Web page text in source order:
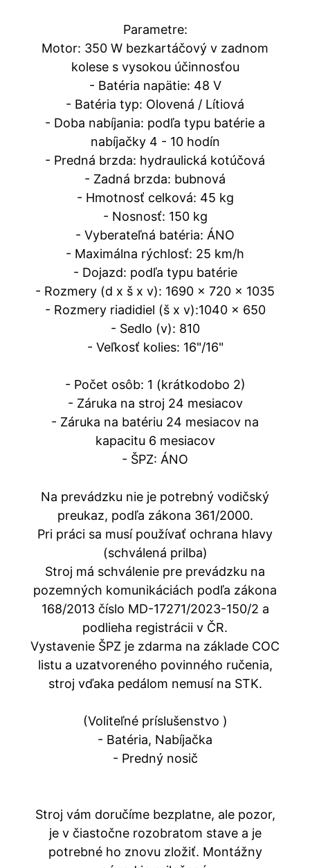
Parametre:
Motor: 350 W bezkartáčový v zadnom
kolese s vysokou účinnosťou
- Batéria napätie: 48 V
- Batéria typ: Olovená / Lítiová
- Doba nabíjania: podľa typu batérie a
nabíjačky 4 - 10 hodín
- Predná brzda: hydraulická kotúčová
- Zadná brzda: bubnová
- Hmotnosť celková: 45 kg
- Nosnosť: 150 kg
- Vyberateľná batéria: ÁNO
- Maximálna rýchlosť: 25 km/h
- Dojazd: podľa typu batérie
- Rozmery (d x š x v): 1690 x 720 x 1035
- Rozmery riadidiel (š x v):1040 x 650
- Sedlo (v): 810
- Veľkosť kolies: 16"/16"
- Počet osôb: 1 (krátkodobo 2)
- Záruka na stroj 24 mesiacov
- Záruka na batériu 24 mesiacov na
kapacitu 6 mesiacov
- ŠPZ: ÁNO
Na prevádzku nie je potrebný vodičský
preukaz, podľa zákona 361/2000.
Pri práci sa musí používať ochrana hlavy
(schválená prilba)
Stroj má schválenie pre prevádzku na
pozemných komunikáciách podľa zákona
168/2013 číslo MD-17271/2023-150/2 a
podlieha registrácii v ČR.
Vystavenie ŠPZ je zdarma na základe COC
listu a uzatvoreného povinného ručenia,
stroj vďaka pedálom nemusí na STK.
(Voliteľné príslušenstvo )
- Batéria, Nabíjačka
- Predný nosič
Stroj vám doručíme bezplatne, ale pozor,
je v čiastočne rozobratom stave a je
potrebné ho znovu zložiť. Montážny